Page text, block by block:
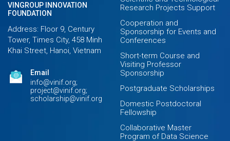
VINGROUP INNOVATION
FOUNDATION
Address: Floor 9, Century
Tower, Times City, 458 Minh
Khai Street, Hanoi, Vietnam
Email
info@vinif.org;
project@vinif.org;
scholarship@vinif.org
Research Projects Support
Cooperation and
Sponsorship for Events and
Conferences
Short-term Course and
Visiting Professor
Sponsorship
Postgraduate Scholarships
Domestic Postdoctoral
Fellowship
Collaborative Master
Program of Data Science